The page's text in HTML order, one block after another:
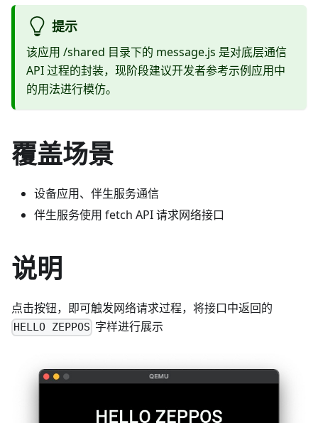
提示
该应用 /shared 目录下的 message.js 是对底层通信
API 过程的封装，现阶段建议开发者参考示例应用中
的用法进行模仿。
覆盖场景
设备应用、伴生服务通信
伴生服务使用 fetch API 请求网络接口
说明
点击按钮，即可触发网络请求过程，将接口中返回的
HELLO ZEPPOS 字样进行展示